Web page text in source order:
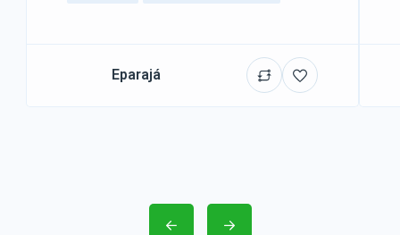
Eparajá